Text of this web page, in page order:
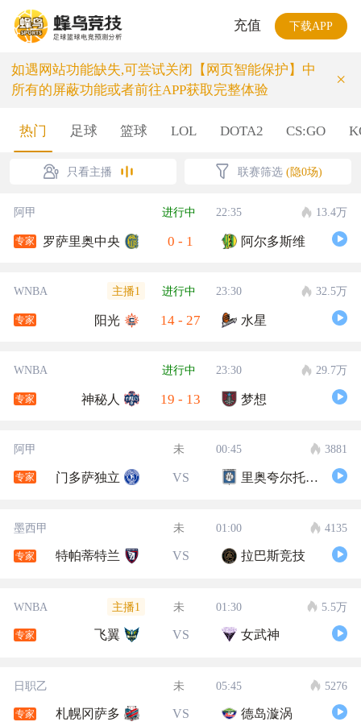
充值 下载APP
如遇网站功能缺失,可尝试关闭【网页智能保护】中
所有的屏蔽功能或者前往APP获取完整体验
×
热门 足球 篮球 LOL DOTA2 CS:GO
只看主播 联赛筛选 (隐0场)
阿甲 进行中 22:35 13.4万
专家 罗萨里奥中央 0 - 1 阿尔多斯维
WNBA 主播1 进行中 23:30 32.5万
专家 阳光 14 - 27 水星
WNBA 进行中 23:30 29.7万
专家 神秘人 19 - 13 梦想
阿甲 未 00:45 3881
专家 门多萨独立 VS 里奥夸尔托学生队
墨西甲 未 01:00 4135
专家 特帕蒂特兰 VS 拉巴斯竞技
WNBA 主播1 未 01:30 5.5万
专家 飞翼 VS 女武神
日职乙 未 05:45 5276
专家 札幌冈萨多 VS 德岛漩涡